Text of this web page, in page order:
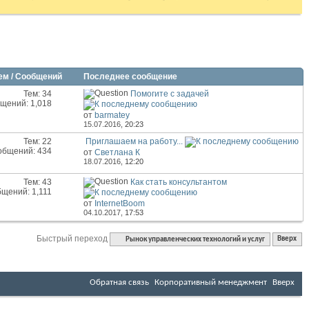
/ Сообщений Последнее сообщение
Тем: 34
1,018
Помогите с задачей
отbarmatey
15.07.2016,20:23
Тем: 22
434
Приглашаем на работу...
отСветлана К
18.07.2016, 12:20
Тем: 43
1,111
Как стать консультантом
от InternetBoom
04.10.2017, 17:53
Быстрый переход Рынок управленческих технологий и услуг Вверх
Обратная связь Корпоративный менеджмент Вверх